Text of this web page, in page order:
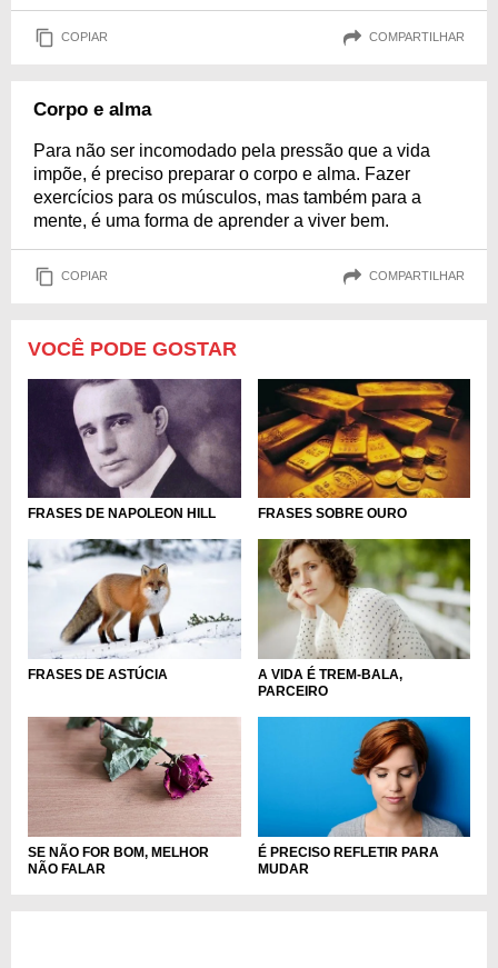
COPIAR COMPARTILHAR
Corpo e alma
Para não ser incomodado pela pressão que a vida
impõe, é preciso preparar o corpo e alma. Fazer
exercícios para os músculos, mas também para a
mente, é uma forma de aprender a viver bem.
COPIAR COMPARTILHAR
VOCÊ PODE GOSTAR
FRASES DE NAPOLEON HILL FRASES SOBRE OURO
FRASES DE ASTÚCIA
A VIDA É TREM-BALA,
PARCEIRO
SE NÃO FOR BOM, MELHOR
NÃO FALAR
É PRECISO REFLETIR PARA
MUDAR